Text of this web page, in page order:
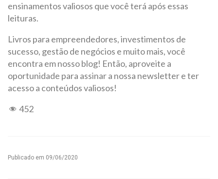
ensinamentos valiosos que você terá após essas
leituras.
Livros para empreendedores, investimentos de
sucesso, gestão de negócios e muito mais, você
encontra em nosso blog! Então, aproveite a
oportunidade para assinar a nossa newsletter e ter
acesso a conteúdos valiosos!
452
Publicado em 09/06/2020